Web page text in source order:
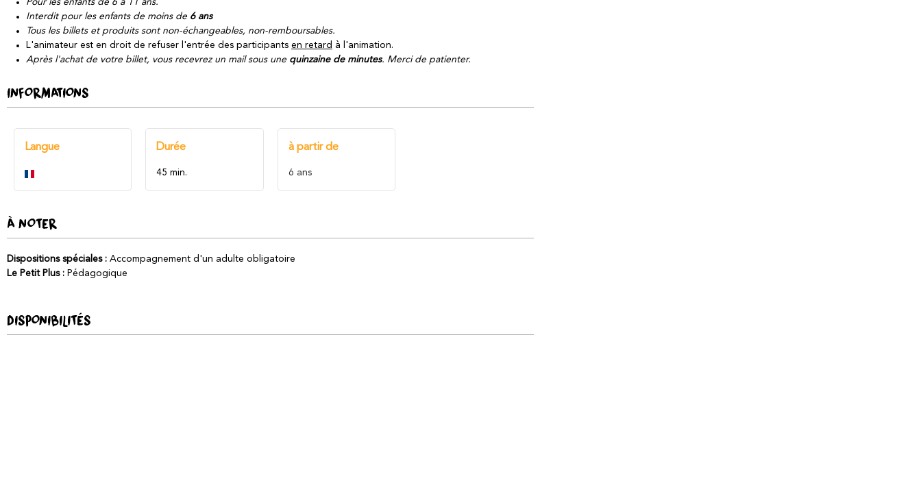
Interdit pour les enfants de moins de 6 ans
Tous les billets et produits sont non-échangeables, non-remboursables.
L'animateur est en droit de refuser l'entrée des participants en retard à l'animation.
Après l'achat de votre billet, vous recevrez un mail sous une quinzaine de minutes. Merci de patienter.
INFORMATIONS
Langue Durée
45 min.
à partir de
6 ans
À NOTER
Dispositions spéciales : Accompagnement d'un adulte obligatoire
Le Petit Plus : Pédagogique
DISPONIBILITÉS